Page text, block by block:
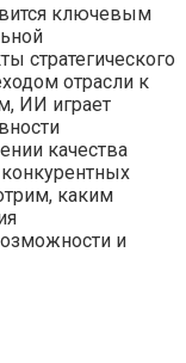
ключевым
стратегического
отрасли к
ИИ играет
качества
каким
и